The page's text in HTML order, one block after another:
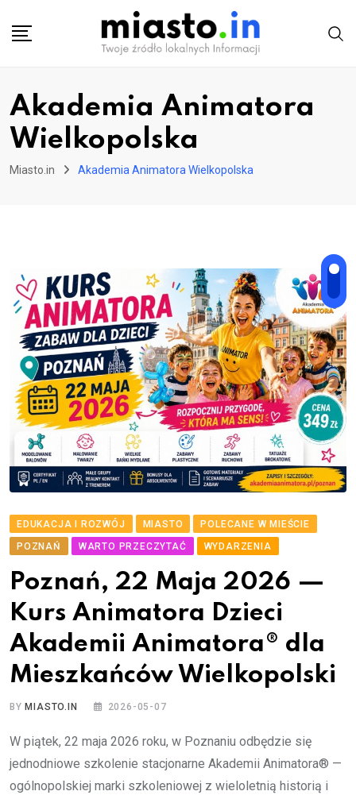
Akademia Animatora
Wielkopolska
Miasto.in Akademia Animatora Wielkopolska
EDUKACJA I ROZWÓJ MIASTO
POLECANE W MIEŚCIE
POZNAŃ
WARTO PRZECZYTAĆ WYDARZENIA
Poznań, 22 Maja 2026 —
Kurs Animatora Dzieci
Akademii Animatora® dla
Mieszkańców Wielkopolski
BY MIASTO.IN 2026-05-07
W piątek, 22 maja 2026 roku, w Poznaniu odbędzie się
jednodniowe szkolenie stacjonarne Akademii Animatora® —
ogólnopolskiej marki szkoleniowej z wieloletnią historią i